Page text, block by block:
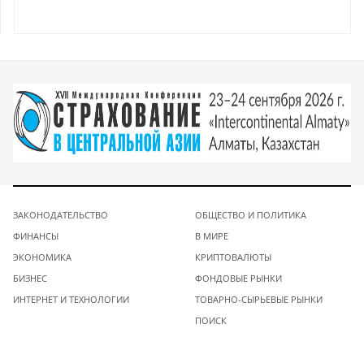
ЗАКОНОДАТЕЛЬСТВО
ФИНАНСЫ
ЭКОНОМИКА
БИЗНЕС
ИНТЕРНЕТ И ТЕХНОЛОГИИ
ОБЩЕСТВО И ПОЛИТИКА
В МИРЕ
КРИПТОВАЛЮТЫ
ФОНДОВЫЕ РЫНКИ
ТОВАРНО-СЫРЬЕВЫЕ РЫНКИ
ПОИСК